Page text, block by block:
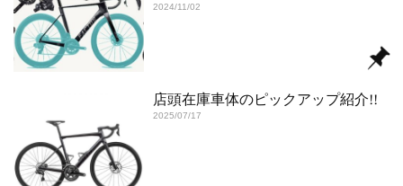
2024/11/02
店頭在庫車体のピックアップ紹介!!
2025/07/17